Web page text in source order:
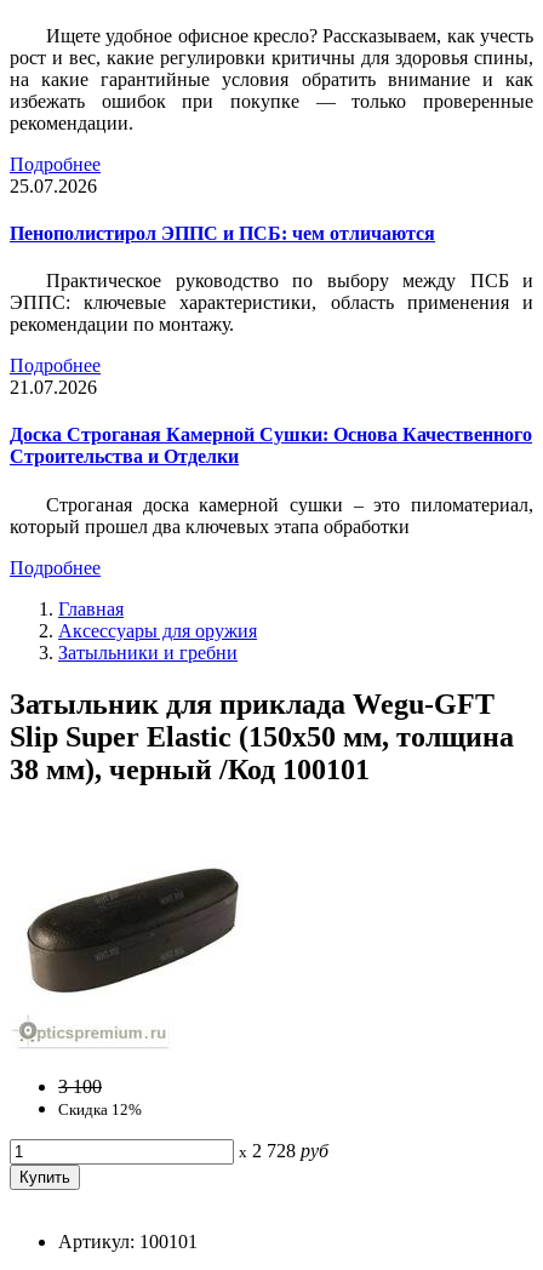
Ищете удобное офисное кресло? Рассказываем, как учесть
рост и вес, какие регулировки критичны для здоровья спины,
на какие гарантийные условия обратить внимание и как
избежать ошибок при покупке — только проверенные
рекомендации.
Подробнее
25.07.2026
Пенополистирол ЭППС и ПСБ: чем отличаются
Практическое руководство по выбору между ПСБ и
ЭППС: ключевые характеристики, область применения и
рекомендации по монтажу.
Подробнее
21.07.2026
Доска Строганая Камерной Сушки: Основа Качественного
Строительства и Отделки
Строганая доска камерной сушки – это пиломатериал,
который прошел два ключевых этапа обработки
Подробнее
Главная
Аксессуары для оружия
Затыльники и гребни
Затыльник для приклада Wegu-GFT
Slip Super Elastic (150х50 мм, толщина
38 мм), черный /Код 100101
3 100
Скидка 12%
x 2 728 руб
Артикул: 100101